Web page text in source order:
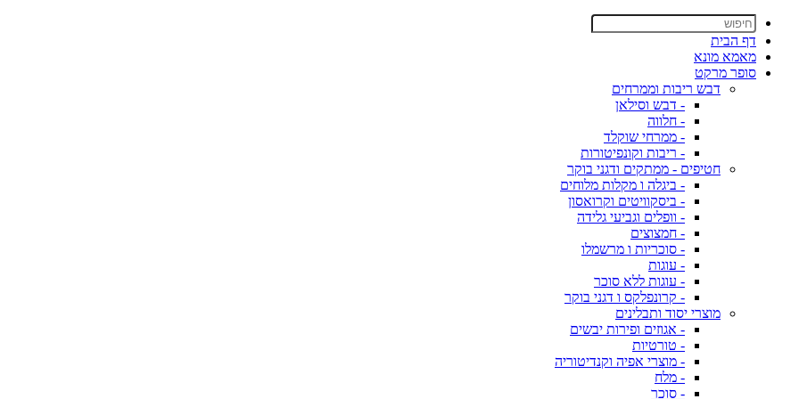
דף הבית
מאמא מונא
סופר מרקט
דבש ריבות וממרחים
- דבש וסילאן
- חלווה
- ממרחי שוקלד
- ריבות וקונפיטורות
חטיפים - ממתקים ודגני בוקר
- ביגלה ו מקלות מלוחים
- ביסקוויטים וקרואסון
- וופלים וגביעי גלידה
- חמצוצים
- סוכריות ו מרשמלו
- עוגות
- עוגות ללא סוכר
- קרונפלקס ו דגני בוקר
מוצרי יסוד ותבלינים
- אגוזים ופירות יבשים
- טורטיות
- מוצרי אפיה וקנדיטוריה
- מלח
- סוכר